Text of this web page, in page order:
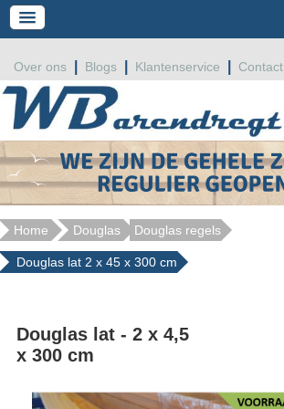
Over ons Blogs Klantenservice Contact
Home Douglas Douglas regels
Douglas lat 2 x 45 x 300 cm
Douglas lat - 2 x 4,5
x 300 cm